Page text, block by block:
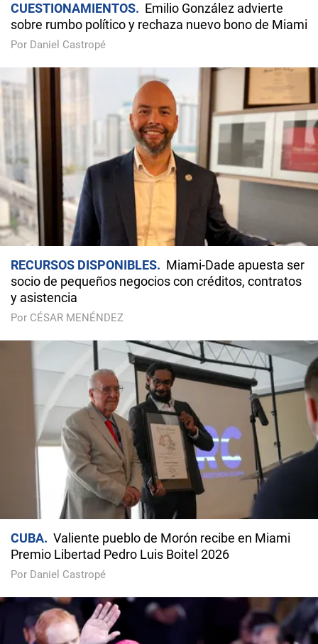
CUESTIONAMIENTOS
Emilio González advierte
sobre rumbo político y rechaza nuevo bono de Miami
Por Daniel Castropé
RECURSOS DISPONIBLES
Miami-Dade apuesta ser
socio de pequeños negocios con créditos, contratos
y asistencia
Por CÉSAR MENÉNDEZ
CUBA
Valiente pueblo de Morón recibe en Miami
Premio Libertad Pedro Luis Boitel 2026
Por Daniel Castropé